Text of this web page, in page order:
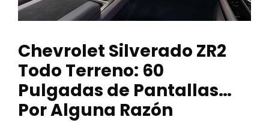
Chevrolet Silverado ZR2
Todo Terreno: 60
Pulgadas de Pantallas…
Por Alguna Razón